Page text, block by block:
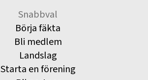
Snabbval
Börja fäkta
Bli medlem
Landslag
Starta en förening